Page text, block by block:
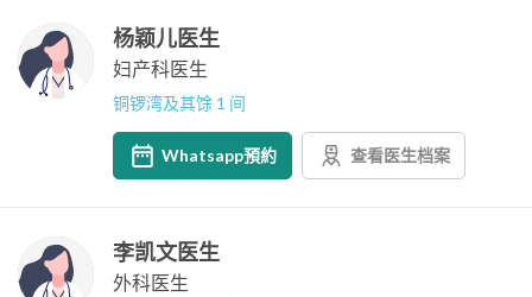
杨颖儿医生
妇产科医生
铜锣湾及其馀 1 间
Whatsapp預約 查看医生档案
李凯文医生
外科医生